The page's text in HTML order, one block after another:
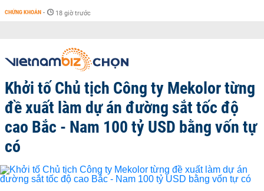
CHỨNG KHOÁN - 18 giờ trước
Khởi tố Chủ tịch Công ty Mekolor từng
đề xuất làm dự án đường sắt tốc độ
cao Bắc - Nam 100 tỷ USD bằng vốn tự
có